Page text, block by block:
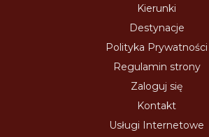
Kierunki
Destynacje
Polityka Prywatności
Regulamin strony
Zaloguj się
Kontakt
Usługi Internetowe